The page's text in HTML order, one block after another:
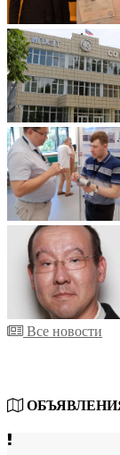
Все новости